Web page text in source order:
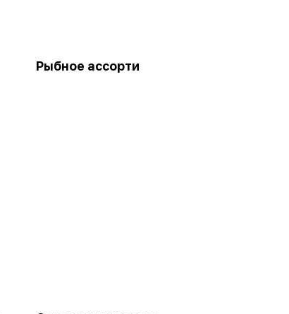
Рыбное ассорти